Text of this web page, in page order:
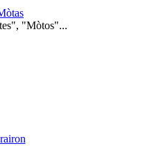
"Mòtos"...